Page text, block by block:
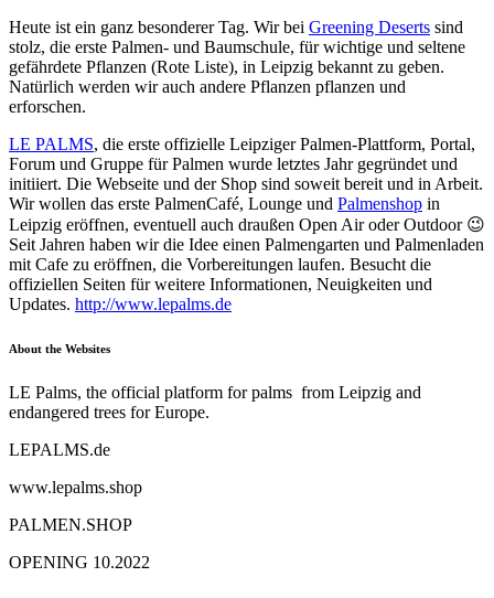
Heute ist ein ganz besonderer Tag. Wir bei Greening Deserts sind
stolz, die erste Palmen- und Baumschule, für wichtige und seltene
gefährdete Pflanzen (Rote Liste), in Leipzig bekannt zu geben.
Natürlich werden wir auch andere Pflanzen pflanzen und
erforschen.
LE PALMS, die erste offizielle Leipziger Palmen-Plattform, Portal,
Forum und Gruppe für Palmen wurde letztes Jahr gegründet und
initiiert. Die Webseite und der Shop sind soweit bereit und in Arbeit.
Wir wollen das erste PalmenCafé, Lounge und Palmenshop in
Leipzig eröffnen, eventuell auch draußen Open Air oder Outdoor 😉
Seit Jahren haben wir die Idee einen Palmengarten und Palmenladen
mit Cafe zu eröffnen, die Vorbereitungen laufen. Besucht die
offiziellen Seiten für weitere Informationen, Neuigkeiten und
Updates. http://www.lepalms.de
About the Websites
LE Palms, the official platform for palms from Leipzig and
endangered trees for Europe.
LEPALMS.de
www.lepalms.shop
PALMEN.SHOP
OPENING 10.2022